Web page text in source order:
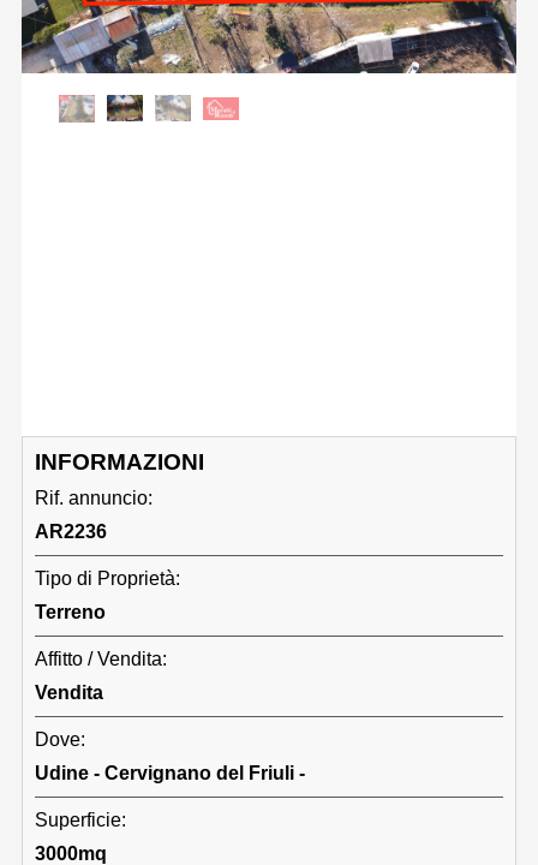
INFORMAZIONI
Rif. annuncio:
AR2236
Tipo di Proprietà:
Terreno
Affitto / Vendita:
Vendita
Dove:
Udine - Cervignano del Friuli -
Superficie:
3000mq